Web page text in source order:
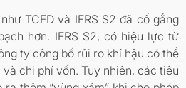
TCFD và IFRS S2 đã cố gắng
hơn. IFRS S2, có hiệu lực từ
ty công bố rủi ro khí hậu có thể
chi phí vốn. Tuy nhiên, các tiêu